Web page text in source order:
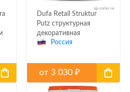
Dufa Retail Struktur
Putz структурная
декоративная
штукатурка для
наружных работ
Россия
от 3 030₽